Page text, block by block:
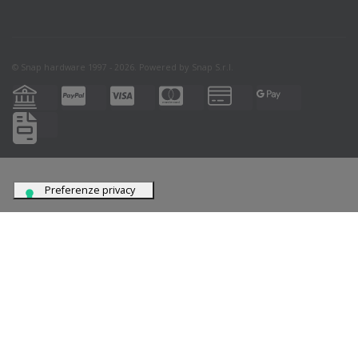
© Snap hardware 1997 - 2026. Powered by Snap S.r.l.